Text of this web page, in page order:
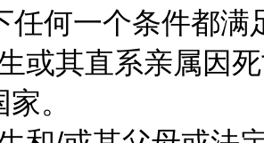
何一个条件都满
其直系亲属因死
。